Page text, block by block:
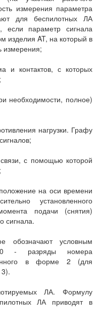
измерения параметра
для беспилотных ЛА
параметр сигнала
изделия AT, на который в
измерения;
и контактов, с которых
необходимости, полное)
нагрузки. Графу
с помощью которой
на оси времени
установленного
подачи (снятия)
сигнала.
обозначают условным
- разряды номера
в форме 2 (для
ЛА. Формулу
ЛА приводят в